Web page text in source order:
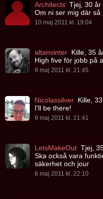
Architects Tjej, 30 år
Om ni ser mig där så
10 maj 2011 kl. 19:04
altanvinter Kille, 35
High five för jobb på
9 maj 2011 kl. 21:45
Nicolassilver Kille,
I'll be there!
9 maj 2011 kl. 21:41
LetsMakeOut Tjej,
Ska också vara
säkerhet och jour
8 maj 2011 kl. 22:10